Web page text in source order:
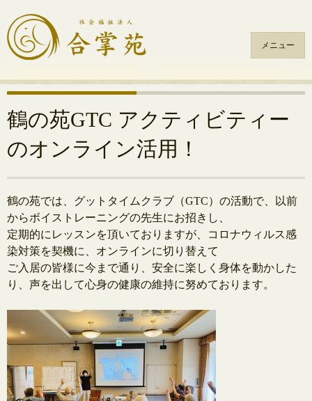
メニュー
コ
ン
テ
ン
ツ
へ
ス
キ
ッ
プ
鶴の苑GTC アクティビティー
のオンライン活用！
鶴の苑では、グットタイムクラブ（GTC）の活動で、以前
からボイストレーニングの先生にお招きし、
定期的にレッスンを頂いておりますが、コロナウィルス感
染対策を契機に、オンラインに切り替えて
ご入居の皆様に今まで通り、安全に楽しく身体を動かした
り、声を出して心身の健康の維持に努めております。